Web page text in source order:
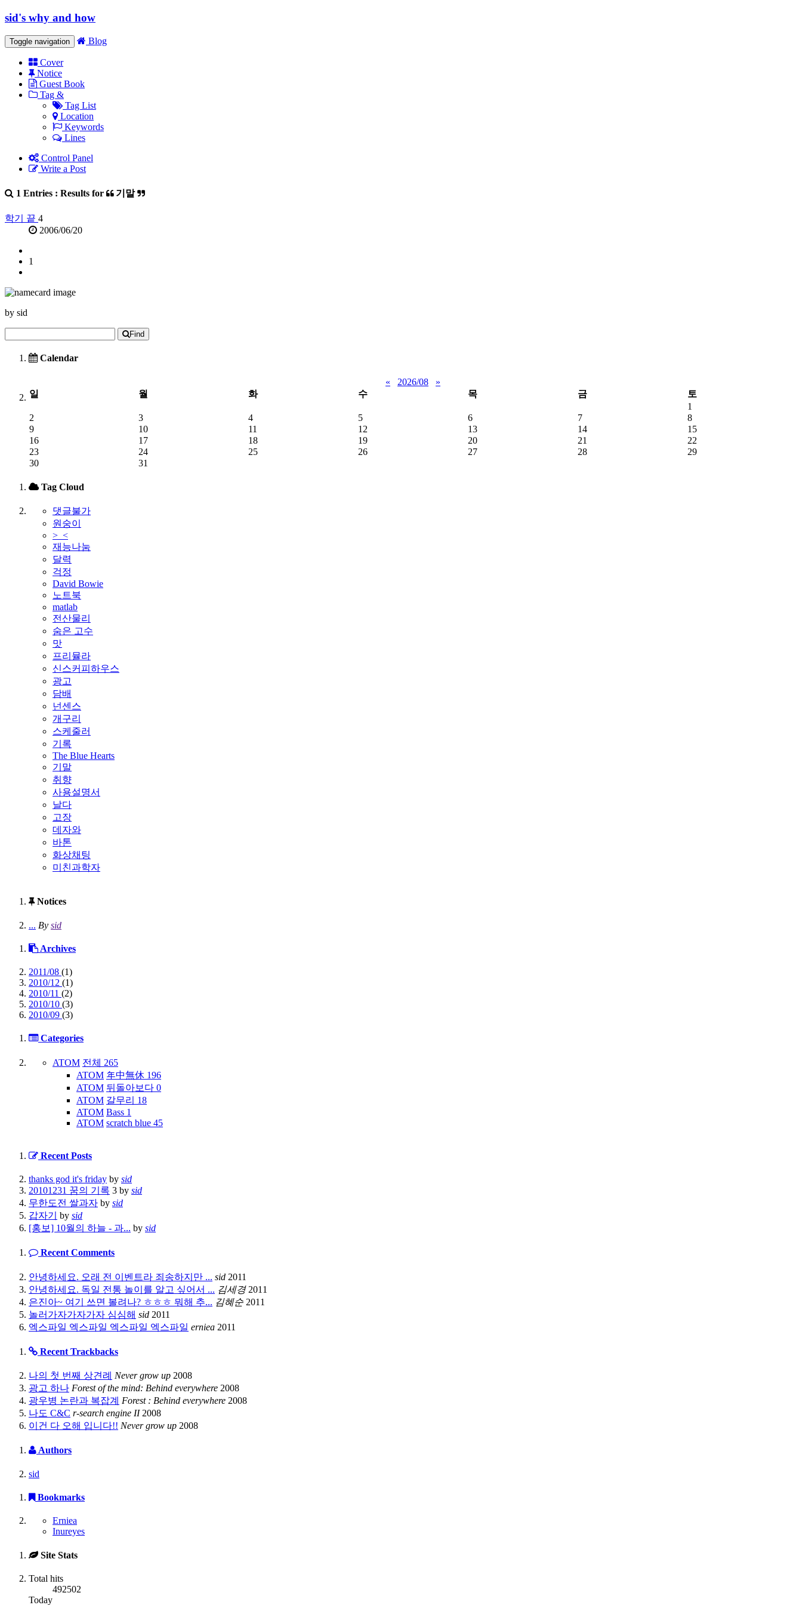
sid's why and how
Toggle navigation Blog
Cover
Notice
Guest Book
Tag &
Tag List
Location
Keywords
Lines
Control Panel
Write a Post
1 Entries : Results for 기말
학기 끝 4
2006/06/20
1
by sid
Find
Calendar
« 2026/08
»
일
월 화 수 목 금
토
1
2
3 4 5 6 7
8
9
10 11 12 13 14
15
16
17 18 19 20 21
22
23
24 25 26 27 28
29
30
31
Tag Cloud
댓글불가
원숭이
>_<
재능나눔
달력
걱정
David Bowie
노트북
matlab
전산물리
숨은 고수
맛
프리뮬라
신스커피하우스
광고
담배
넌센스
개구리
스케줄러
기록
The Blue Hearts
기말
취향
사용설명서
날다
고장
데자와
바톤
화상채팅
미친과학자
Notices
... By sid
Archives
2011/08 (1)
2010/12 (1)
2010/11 (2)
2010/10 (3)
2010/09 (3)
Categories
ATOM 전체 265
ATOM 年中無休 196
ATOM 뒤돌아보다 0
ATOM 갈무리 18
ATOM Bass 1
ATOM scratch blue 45
Recent Posts
thanks god it's friday by sid
20101231 꿈의 기록 3 by sid
무한도전 쌀과자 by sid
갑자기
by sid
[홍보] 10월의 하늘 - 과... by sid
Recent Comments
안녕하세요. 오래 전 이벤트라 죄송하지만 ... sid 2011
안녕하세요. 독일 전통 놀이를 알고 싶어서 ... 김세경 2011
은진아~ 여기 쓰면 볼려나? ㅎㅎㅎ 뭐해 추... 김혜순 2011
놀러가자가자가자 심심해 sid 2011
엑스파일 엑스파일 엑스파일 엑스파일 erniea 2011
Recent Trackbacks
나의 첫 번째 상견례 Never grow up 2008
광고 하나 Forest of the mind: Behind everywhere 2008
광우병 논란과 복잡계 Forest : Behind everywhere 2008
나도 C&C r-search engine II 2008
이건 다 오해 입니다!! Never grow up 2008
Authors
sid
Bookmarks
Erniea
Inureyes
Site Stats
Total hits
492502
Today